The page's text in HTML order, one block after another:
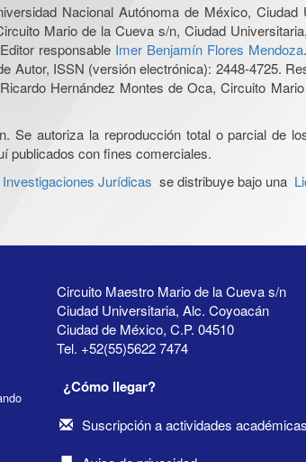
Nacional Autónoma de México, Ciudad
Mario de la Cueva s/n, Ciudad
responsable Imer Benjamín Flores Mendoza
Autor, ISSN (versión electrónica): 2448-4725.
Hernández Montes de Oca, Circuito
Se autoriza la reproducción total o parcial de
publicados con fines comerciales.
Jurídicas se distribuye bajo una
Circuito Maestro Mario de la Cueva s/n
Ciudad Universitaria, Alc. Coyoacán
Ciudad de México, C.P. 04510
Tel. +52(55)5622 7474
¿Cómo llegar?
Suscripción a actividades académicas